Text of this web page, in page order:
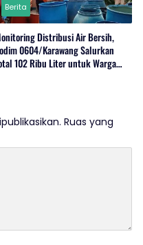
Berita
Distribusi Air Bersih,
0604/Karawang Salurkan
102 Ribu Liter untuk Warga
Ruas yang